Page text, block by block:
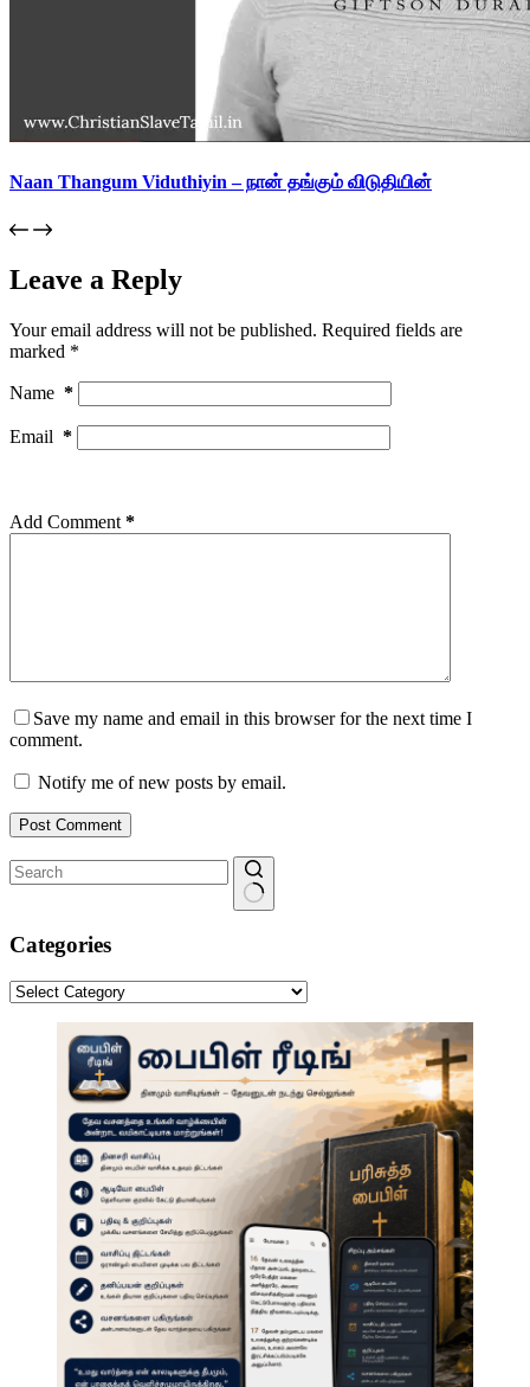
Naan Thangum Viduthiyin – நான் தங்கும் விடுதியின்
Leave a Reply
Your email address will not be published. Required fields are
marked *
Name *
Email *
Add Comment *
Save my name and email in this browser for the next time I
comment.
Notify me of new posts by email.
Post Comment
results
Categories
Categories